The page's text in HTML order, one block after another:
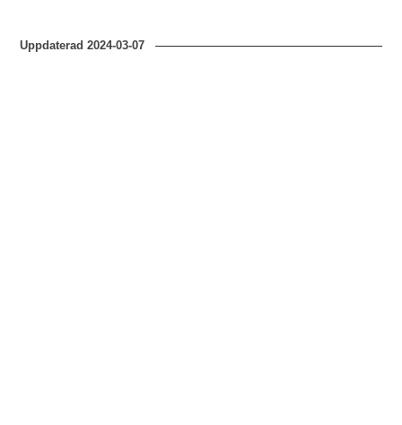
Uppdaterad2024-03-07